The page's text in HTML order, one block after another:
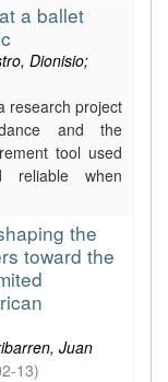
a ballet
Dionisio;
research project
and the
tool used
reliable when
the
toward the
Juan
13)